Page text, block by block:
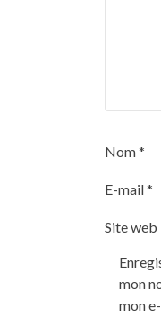
Nom*
E-mail*
Site web
mon
mon